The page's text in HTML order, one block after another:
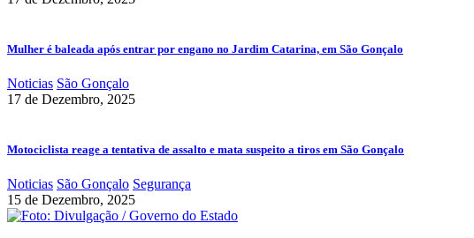
Mulher é baleada após entrar por engano no Jardim Catarina, em São Gonçalo
Noticias São Gonçalo
17 de Dezembro, 2025
Motociclista reage a tentativa de assalto e mata suspeito a tiros em São Gonçalo
Noticias São Gonçalo Segurança
15 de Dezembro, 2025